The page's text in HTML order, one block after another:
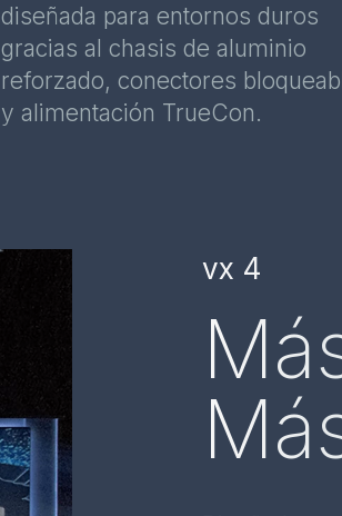
diseñada para entornos duros
gracias al chasis de aluminio
reforzado, conectores
y alimentación TrueCon.
vx 4